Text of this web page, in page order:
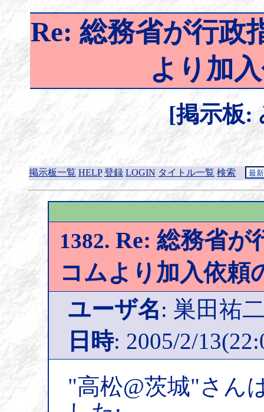
Re: 総務省が行政
より加
[掲示板:
掲示板一覧 HELP 登録 LOGIN タイトル一覧 検索
1382. Re: 総務省が
コムより加入依頼
ユーザ名: 巣田祐
日時: 2005/2/
"高松@茨城"さん